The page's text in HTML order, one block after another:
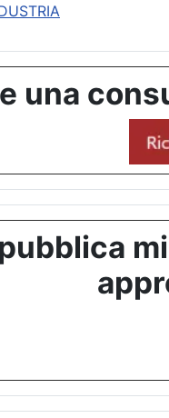
una
pubblica